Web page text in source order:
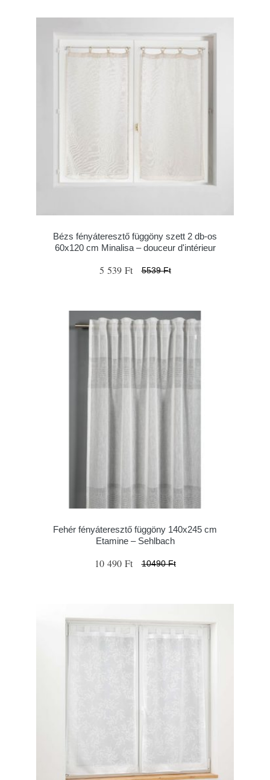
Bézs fényáteresztő függöny szett 2 db-os
60x120 cm Minalisa – douceur d'intérieur
5 539 Ft 5539 Ft
Fehér fényáteresztő függöny 140x245 cm
Etamine – Sehlbach
10 490 Ft 10490 Ft